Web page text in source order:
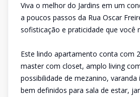
Viva o melhor do Jardins em um
a poucos passos da Rua Oscar
sofisticação e praticidade que você
Este lindo apartamento conta com
master com closet, amplo living
possibilidade de mezanino, varanda
bem definidos para sala de estar,